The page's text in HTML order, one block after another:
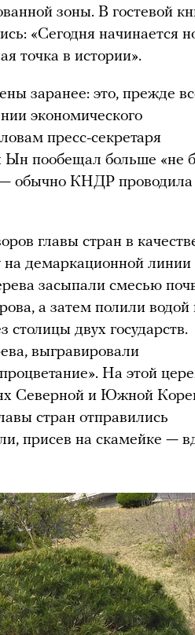
зоны. В гостевой
«Сегодня начинается
точка в истории».
заранее: это, прежде
экономического
пресс-секретаря
пообещал больше «не
— обычно КНДР проводила
главы стран в
на демаркационной линии
засыпали смесью
а затем полили водой
двух государств.
выгравировали
На этой
Северной и Южной
стран отправились
присев на скамейке —